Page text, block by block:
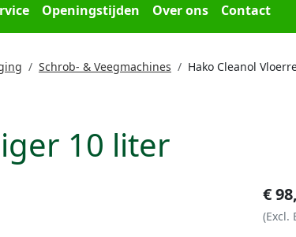
Openingstijden Over ons Contact
Schrob- & Veegmachines
Hako Cleanol
10 liter
€
(Excl.